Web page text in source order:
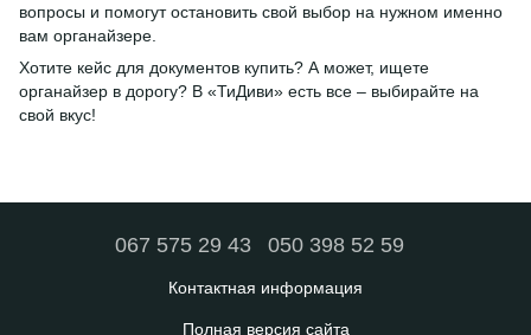
вопросы и помогут остановить свой выбор на нужном именно
вам органайзере.
Хотите кейс для документов купить? А может, ищете
органайзер в дорогу? В «ТиДиви» есть все – выбирайте на
свой вкус!
067 575 29 43 050 398 52 59
Контактная информация
Полная версия сайта